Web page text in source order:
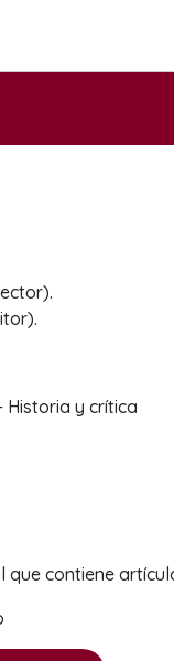
y crítica
que contiene